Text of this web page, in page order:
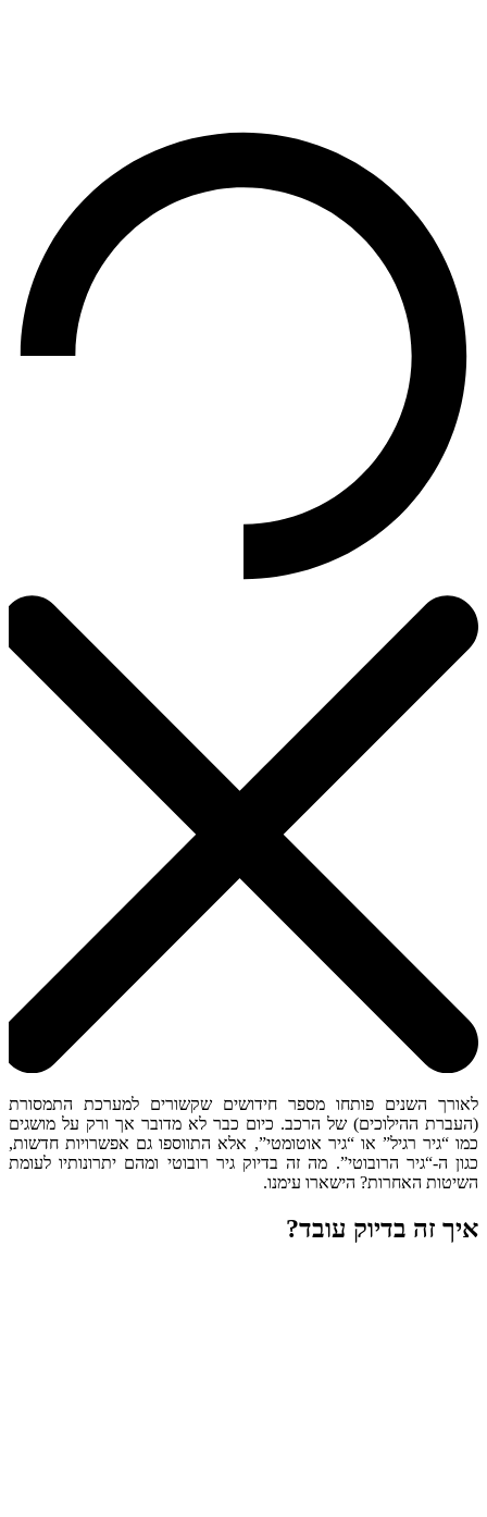
לאורך השנים פותחו מספר חידושים שקשורים למערכת התמסורת
(העברת ההילוכים) של הרכב. כיום כבר לא מדובר אך ורק על מושגים
כמו “גיר רגיל” או “גיר אוטומטי”, אלא התווספו גם אפשרויות חדשות,
כגון ה-“גיר הרובוטי”. מה זה בדיוק גיר רובוטי ומהם יתרונותיו לעומת
השיטות האחרות? הישארו עימנו.
איך זה בדיוק עובד?